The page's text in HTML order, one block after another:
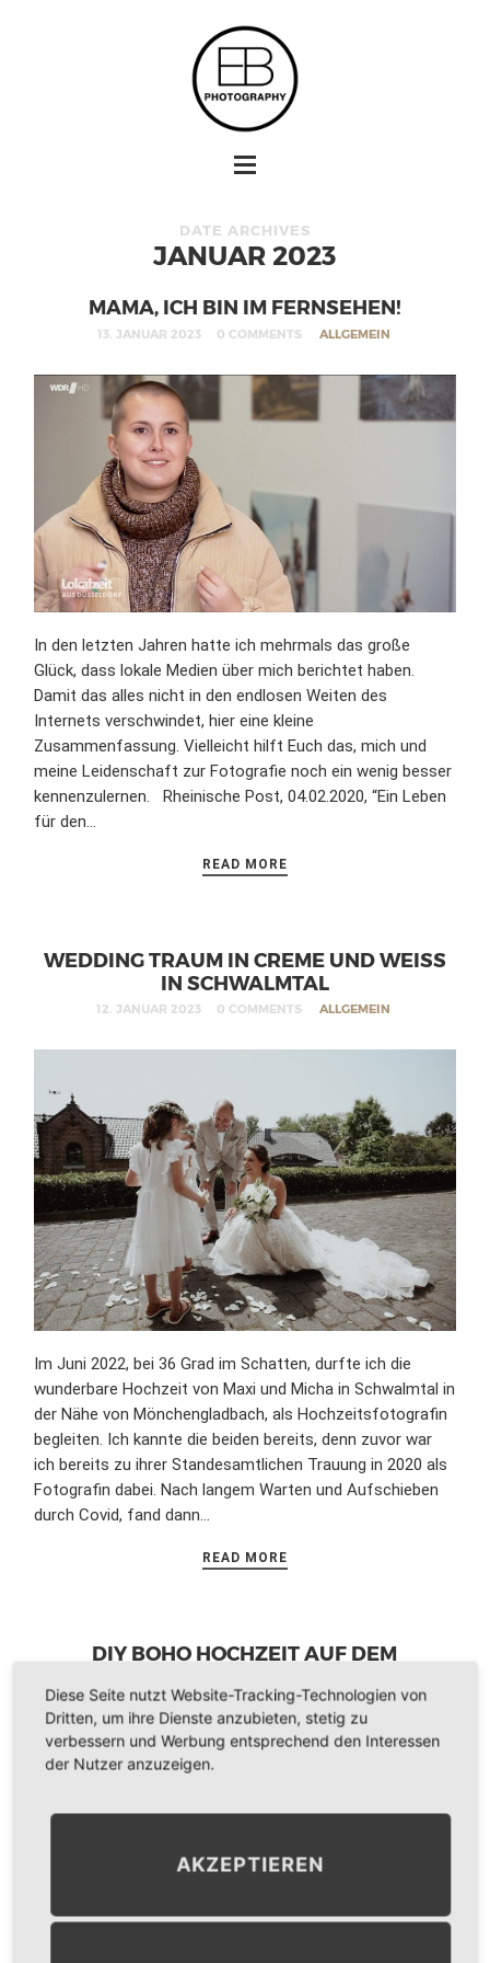
DATE ARCHIVES
JANUAR 2023
MAMA, ICH BIN IM FERNSEHEN!
13. JANUAR 2023 0 COMMENTS ALLGEMEIN
In den letzten Jahren hatte ich mehrmals das große
Glück, dass lokale Medien über mich berichtet haben.
Damit das alles nicht in den endlosen Weiten des
Internets verschwindet, hier eine kleine
Zusammenfassung. Vielleicht hilft Euch das, mich und
meine Leidenschaft zur Fotografie noch ein wenig besser
kennenzulernen. Rheinische Post, 04.02.2020, “Ein Leben
für den…
READ MORE
WEDDING TRAUM IN CREME UND WEISS I
N SCHWALMTAL
12. JANUAR 2023 0 COMMENTS ALLGEMEIN
Im Juni 2022, bei 36 Grad im Schatten, durfte ich die
wunderbare Hochzeit von Maxi und Micha in Schwalmtal in
der Nähe von Mönchengladbach, als Hochzeitsfotografin
begleiten. Ich kannte die beiden bereits, denn zuvor war
ich bereits zu ihrer Standesamtlichen Trauung in 2020 als
Fotografin dabei. Nach langem Warten und Aufschieben
durch Covid, fand dann…
READ MORE
DIY BOHO HOCHZEIT AUF DEM
12. JANUAR 2023 0 COMMENTS ALLGEMEIN
Diese Seite nutzt Website-Tracking-Technologien von
Dritten, um ihre Dienste anzubieten, stetig zu
verbessern und Werbung entsprechend den Interessen
der Nutzer anzuzeigen.
AKZEPTIEREN